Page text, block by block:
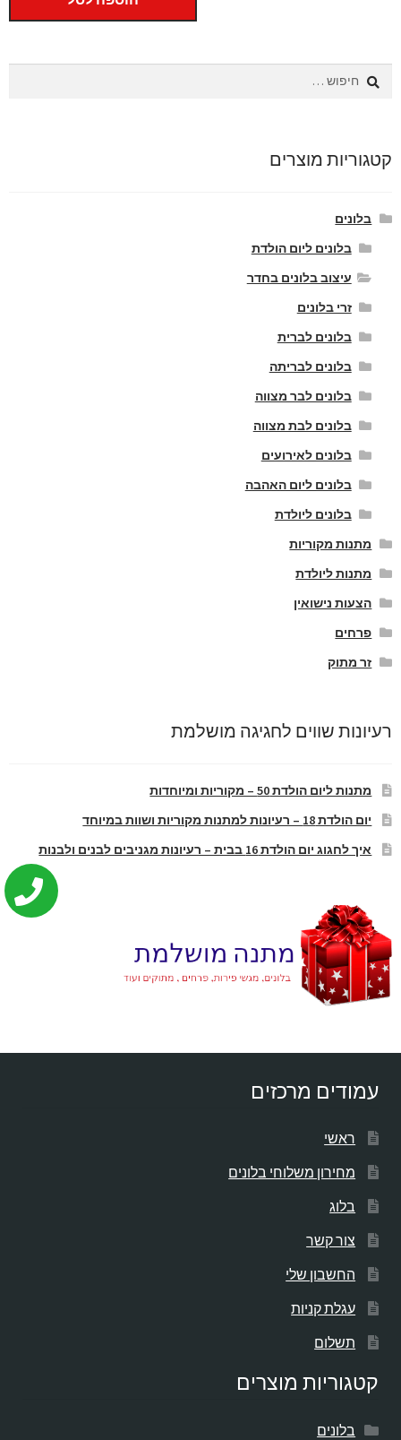
חיפוש:
קטגוריות מוצרים
בלונים
בלונים ליום הולדת
עיצוב בלונים בחדר
זרי בלונים
בלונים לברית
בלונים לבריתה
בלונים לבר מצווה
בלונים לבת מצווה
בלונים לאירועים
בלונים ליום האהבה
בלונים ליולדת
מתנות מקוריות
מתנות ליולדת
הצעות נישואין
פרחים
זר מתוק
רעיונות שווים לחגיגה מושלמת
מתנות ליום הולדת 50 – מקוריות ומיוחדות
יום הולדת 18 – רעיונות למתנות מקוריות ושוות במיוחד
איך לחגוג יום הולדת 16 בבית – רעיונות מגניבים לבנים ולבנות
עמודים מרכזים
ראשי
מחירון משלוחי בלונים
בלוג
צור קשר
החשבון שלי
עגלת קניות
תשלום
קטגוריות מוצרים
בלונים